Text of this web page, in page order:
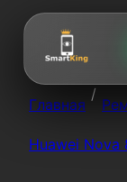
Главная
/
Huawei Nova